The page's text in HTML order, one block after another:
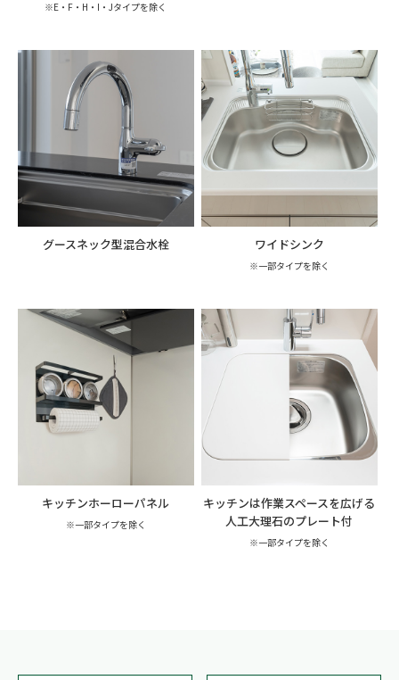
※E・F・H・I・Jタイプを除く
グースネック型混合水栓 ワイドシンク
※一部タイプを除く
キッチンホーローパネル
※一部タイプを除く
キッチンは作業スペースを広げる
人工大理石のプレート付
※一部タイプを除く